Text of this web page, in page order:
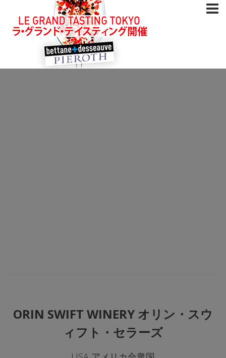
ORIN SWIFT WINERY オリン・スウ
ィフト・セラーズ